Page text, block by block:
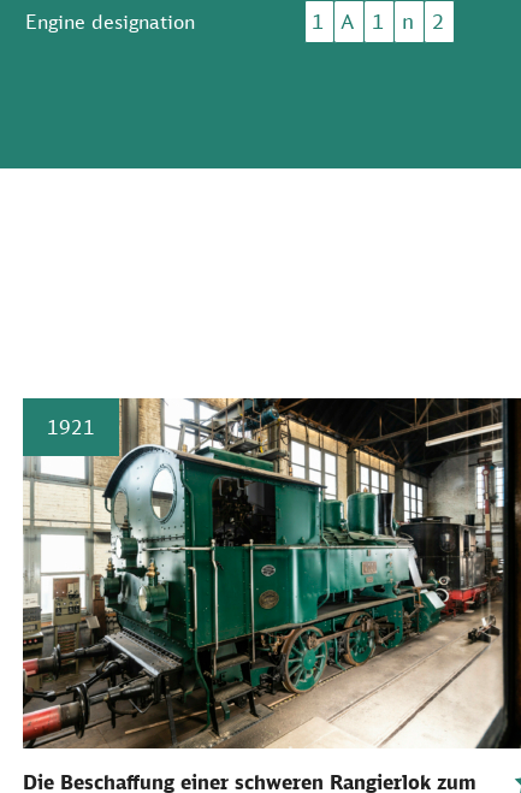
Engine designation 1 A 1 n 2
1921
Die Beschaffung einer schweren Rangierlok zum